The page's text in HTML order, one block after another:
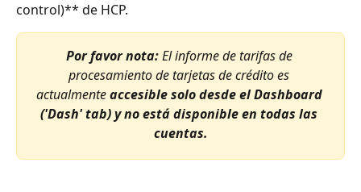
control)** de HCP.
Por favor nota: El informe de tarifas de
procesamiento de tarjetas de crédito es
actualmente accesible solo desde el Dashboard
('Dash' tab) y no está disponible en todas las
cuentas.